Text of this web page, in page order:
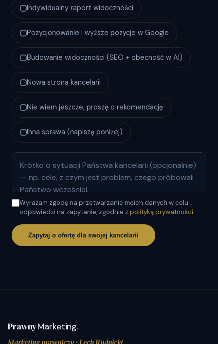
Indywidualny raport widoczności
Pozycjonowanie i wyższe pozycje w Google
Budowanie widoczności (SEO + obecność w AI)
Nowa strona kancelarii
Nie wiem jeszcze, proszę o rekomendację
Inna sprawa (napiszę poniżej)
Wyrażam zgodę na przetwarzanie moich danych w celu
odpowiedzi na zapytanie, zgodnie z polityką prywatności.
Zapytaj o ofertę dla swojej kancelarii
PrawnyMarketing.